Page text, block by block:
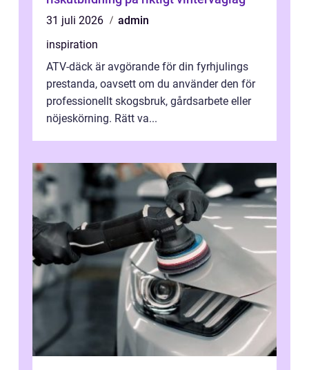
31 juli 2026
admin
inspiration
ATV-däck är avgörande för din fyrhjulings
prestanda, oavsett om du använder den för
professionellt skogsbruk, gårdsarbete eller
nöjeskörning. Rätt va...